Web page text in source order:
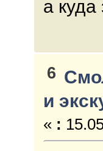
а куда
6
и
« :